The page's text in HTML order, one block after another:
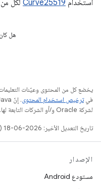
استخدام Curve25519 لكل من
هل
يخضع كل من المحتوى وعيّنات
فيترخيص استخدام المحتوى
لشركة Oracle و/أو الشركات التابعة لها.
تاريخ التعديل الأخير: 2026-06-18 (حسب التوقيت العالمي المتفَّق عليه)
الإصدار
مستودع Android